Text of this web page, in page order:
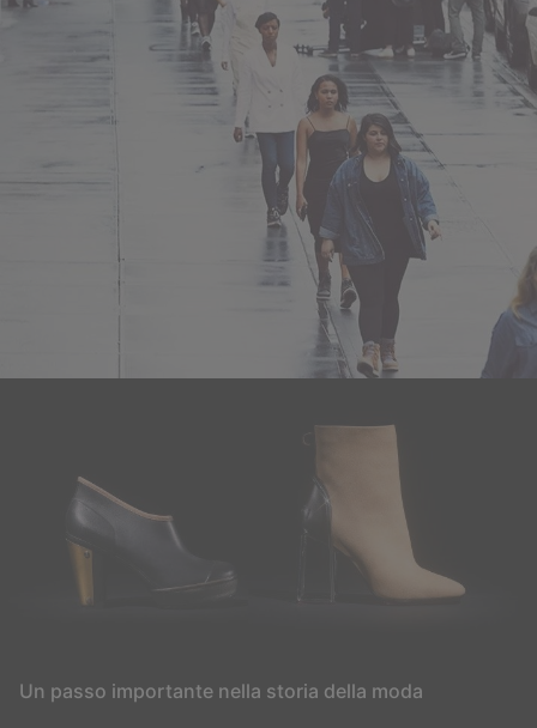
Un passo importante nella storia della moda